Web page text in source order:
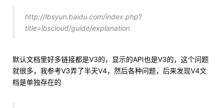
http://lbsyun.baidu.com/index.php?
title=lbscloud/guide/explanation
默认文档里好多链接都是V3的，显示的API也是V3的，这个问题
就很多，我参考V3弄了半天V4，然后各种问题，后来发现V4文
档是单独存在的